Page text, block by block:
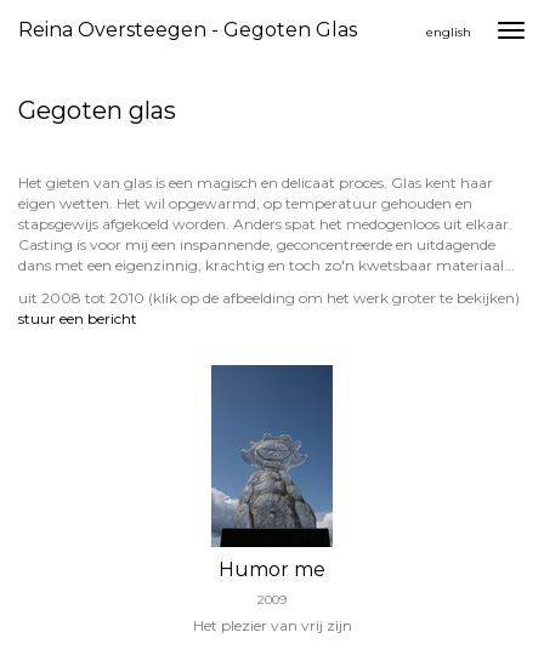
Reina Oversteegen - Gegoten Glas english
Gegoten glas
Het gieten van glas is een magisch en delicaat proces. Glas kent haar
eigen wetten. Het wil opgewarmd, op temperatuur gehouden en
stapsgewijs afgekoeld worden. Anders spat het medogenloos uit elkaar.
Casting is voor mij een inspannende, geconcentreerde en uitdagende
dans met een eigenzinnig, krachtig en toch zo'n kwetsbaar materiaal...
uit 2008 tot 2010 (klik op de afbeelding om het werk groter te bekijken)
stuur een bericht
Humor me
2009
Het plezier van vrij zijn